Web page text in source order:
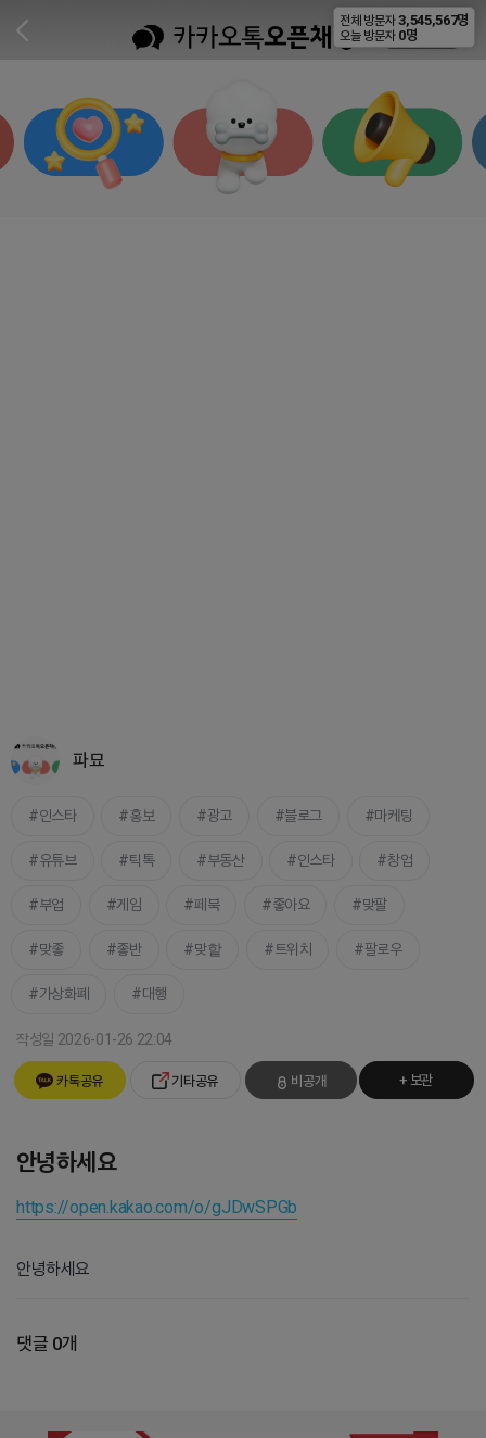
비공개
파묘
인스타 홍보 광고 블로그 마케팅
유튜브 틱톡 부동산 인스타 창업
부업 게임 페북 좋아요 맞팔
맞좋 좋반 맞핱 트위치 팔로우
가상화폐 대행
작성일 2026-01-26 22:04
카톡공유 기타공유 비공개 + 보관
안녕하세요
https://open.kakao.com/o/gJDwSPGb
안녕하세요
댓글 0개
전체 방문자 3,545,567명
오늘 방문자 0명